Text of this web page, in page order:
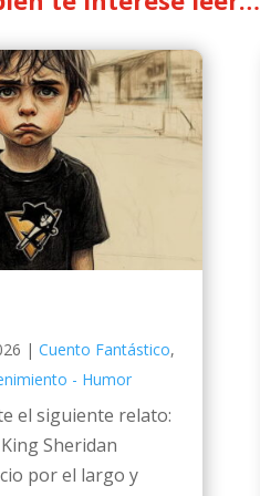
| Cuento Fantástico,
- Humor
el siguiente relato:
Sheridan
por el largo y